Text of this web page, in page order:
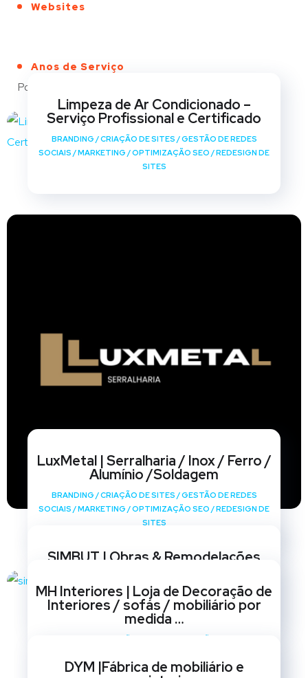
Websites
Anos de Serviço
Portfólio
Limpeza de Ar Condicionado –
Serviço Profissional e Certificado
BRANDING /CRIAÇÃO DE SITES /GESTÃO DE REDES
SOCIAIS /MARKETING /OPTIMIZAÇÃO SEO /REDESIGN DE
SITES
LuxMetal | Serralharia / Inox / Ferro /
Alumínio /Soldagem
BRANDING /CRIAÇÃO DE SITES /GESTÃO DE REDES
SOCIAIS /MARKETING /OPTIMIZAÇÃO SEO /REDESIGN DE
SITES
SIMBUT | Obras & Remodelações
SOCIAIS /MARKETING OPTIMIZAÇÃO SEO/ REDESIGN DE
SITES
MH Interiores | Loja de Decoração de
Interiores / sofás / mobiliário por
medida …
SITES
DYM |Fábrica de mobiliário e